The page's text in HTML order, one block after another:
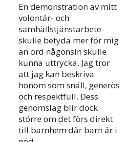
En demonstration av mitt
volontär- och
samhällstjänstarbete
skulle betyda mer för mig
än ord någonsin skulle
kunna uttrycka. Jag tror
att jag kan beskriva
honom som snäll, generös
och respektfull. Dess
genomslag blir dock
större om det förs direkt
till barnhem där barn är i